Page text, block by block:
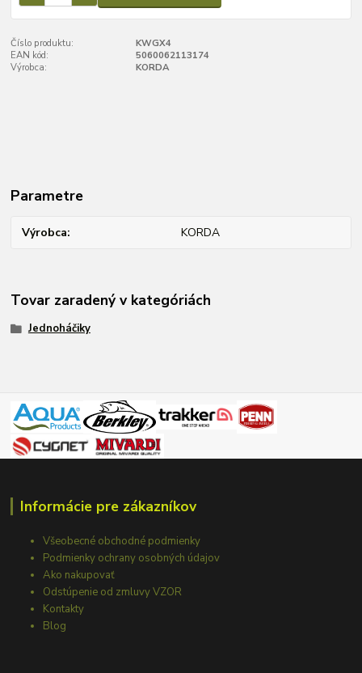
Číslo produktu:
KWGX4
EAN kód:
5060062113174
Výrobca:
KORDA
Parametre
Výrobca KORDA
Tovar zaradený v kategóriách
Jednoháčiky
Informácie pre zákazníkov
Všeobecné obchodné podmienky
Podmienky ochrany osobných údajov
Ako nakupovať
Odstúpenie od zmluvy VZOR
Kontakty
Blog